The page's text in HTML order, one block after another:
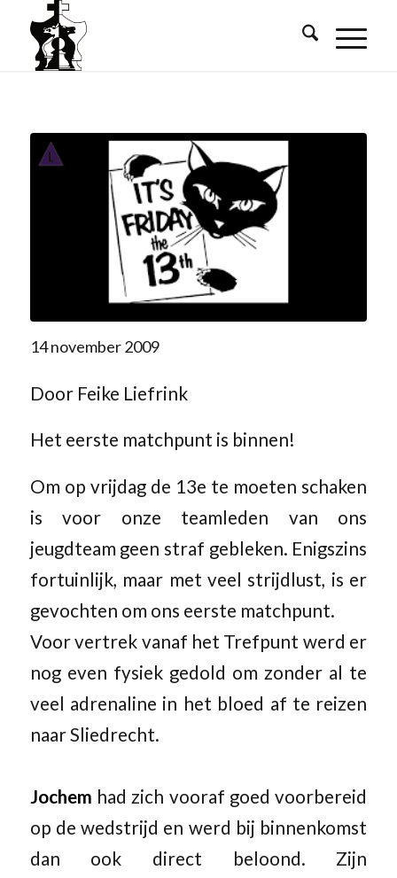
14 november 2009
Door Feike Liefrink
Het eerste matchpunt is binnen!
Om op vrijdag de 13e te moeten schaken
is voor onze teamleden van ons
jeugdteam geen straf gebleken. Enigszins
fortuinlijk, maar met veel strijdlust, is er
gevochten om ons eerste matchpunt.
Voor vertrek vanaf het Trefpunt werd er
nog even fysiek gedold om zonder al te
veel adrenaline in het bloed af te reizen
naar Sliedrecht.
Jochem had zich vooraf goed voorbereid
op de wedstrijd en werd bij binnenkomst
dan ook direct beloond. Zijn